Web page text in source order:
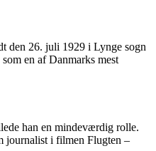
den 26. juli 1929 i Lynge sogn
en af Danmarks mest
han en mindeværdig rolle.
journalist i filmen Flugten –